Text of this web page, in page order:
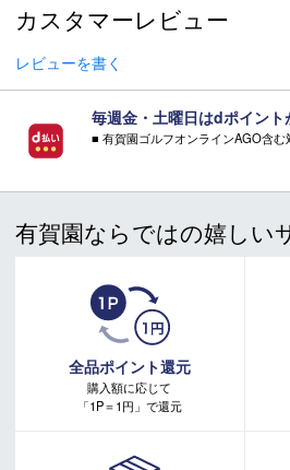
ングサイトと共有の設定になっており
数分間隔での在庫情報更新になりま
グによりましては、設定に誤差が生
カスタマーレビュー
レビューを書く
毎週金・土曜日はdポイント
■ キャンペーン期間：毎週 金・土曜
注意事項：
・有賀園ポイントの獲得には別途ロ
・本特典は予告なく変更・中止させ
・本キャンペーンの特典を受ける場合、ドコ
詳しくはこちらをご確認ください。
キャンペーンページ
有賀園ならではの嬉しい
全品ポイント還元
購入額に応じて
「1P＝1円」で還元